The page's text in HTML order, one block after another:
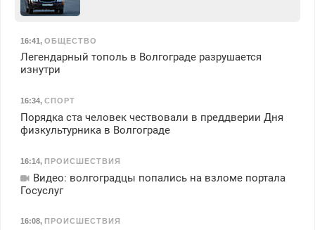
16:41, ОБЩЕСТВО
Легендарный тополь в Волгограде разрушается
изнутри
16:34, СПОРТ
Порядка ста человек чествовали в преддверии Дня
физкультурника в Волгограде
16:14, ПРОИСШЕСТВИЯ
Видео: волгоградцы попались на взломе портала
Госуслуг
16:08, ПРОИСШЕСТВИЯ